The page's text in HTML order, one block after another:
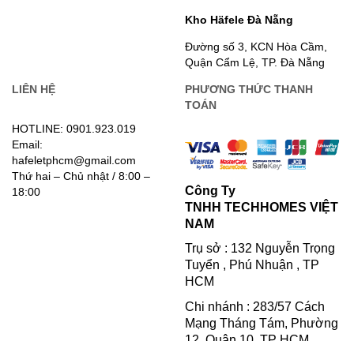
Kho Häfele Đà Nẵng
Đường số 3, KCN Hòa Cầm,
Quận Cẩm Lệ, TP. Đà Nẵng
LIÊN HỆ
HOTLINE: 0901.923.019
Email:
hafeletphcm@gmail.com
Thứ hai – Chủ nhật / 8:00 –
18:00
PHƯƠNG THỨC THANH
TOÁN
Công Ty
TNHH TECHHOMES VIỆT
NAM
Trụ sở : 132 Nguyễn Trọng
Tuyển , Phú Nhuận , TP
HCM
Chi nhánh : 283/57 Cách
Mạng Tháng Tám, Phường